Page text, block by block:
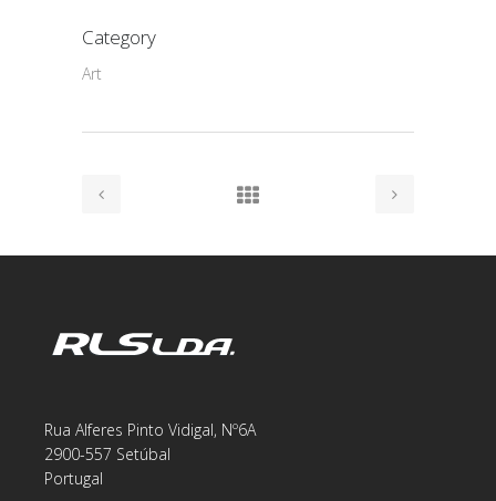
Category
Art
Rua Alferes Pinto Vidigal, Nº6A
2900-557 Setúbal
Portugal